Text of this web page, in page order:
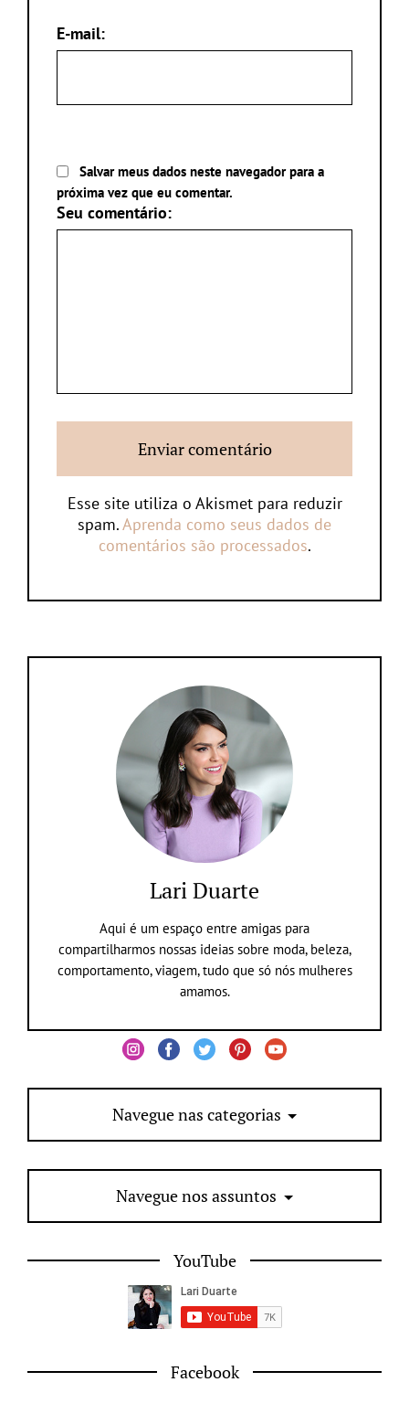
E-mail:
Salvar meus dados neste navegador para a
próxima vez que eu comentar.
Seu comentário:
Esse site utiliza o Akismet para reduzir
spam.Aprenda como seus dados de
comentários são processados.
Lari Duarte
Aqui é um espaço entre amigas para
compartilharmos nossas ideias sobre moda, beleza,
comportamento, viagem, tudo que só nós mulheres
amamos.
Navegue nas categorias
Navegue nos assuntos
YouTube
Facebook